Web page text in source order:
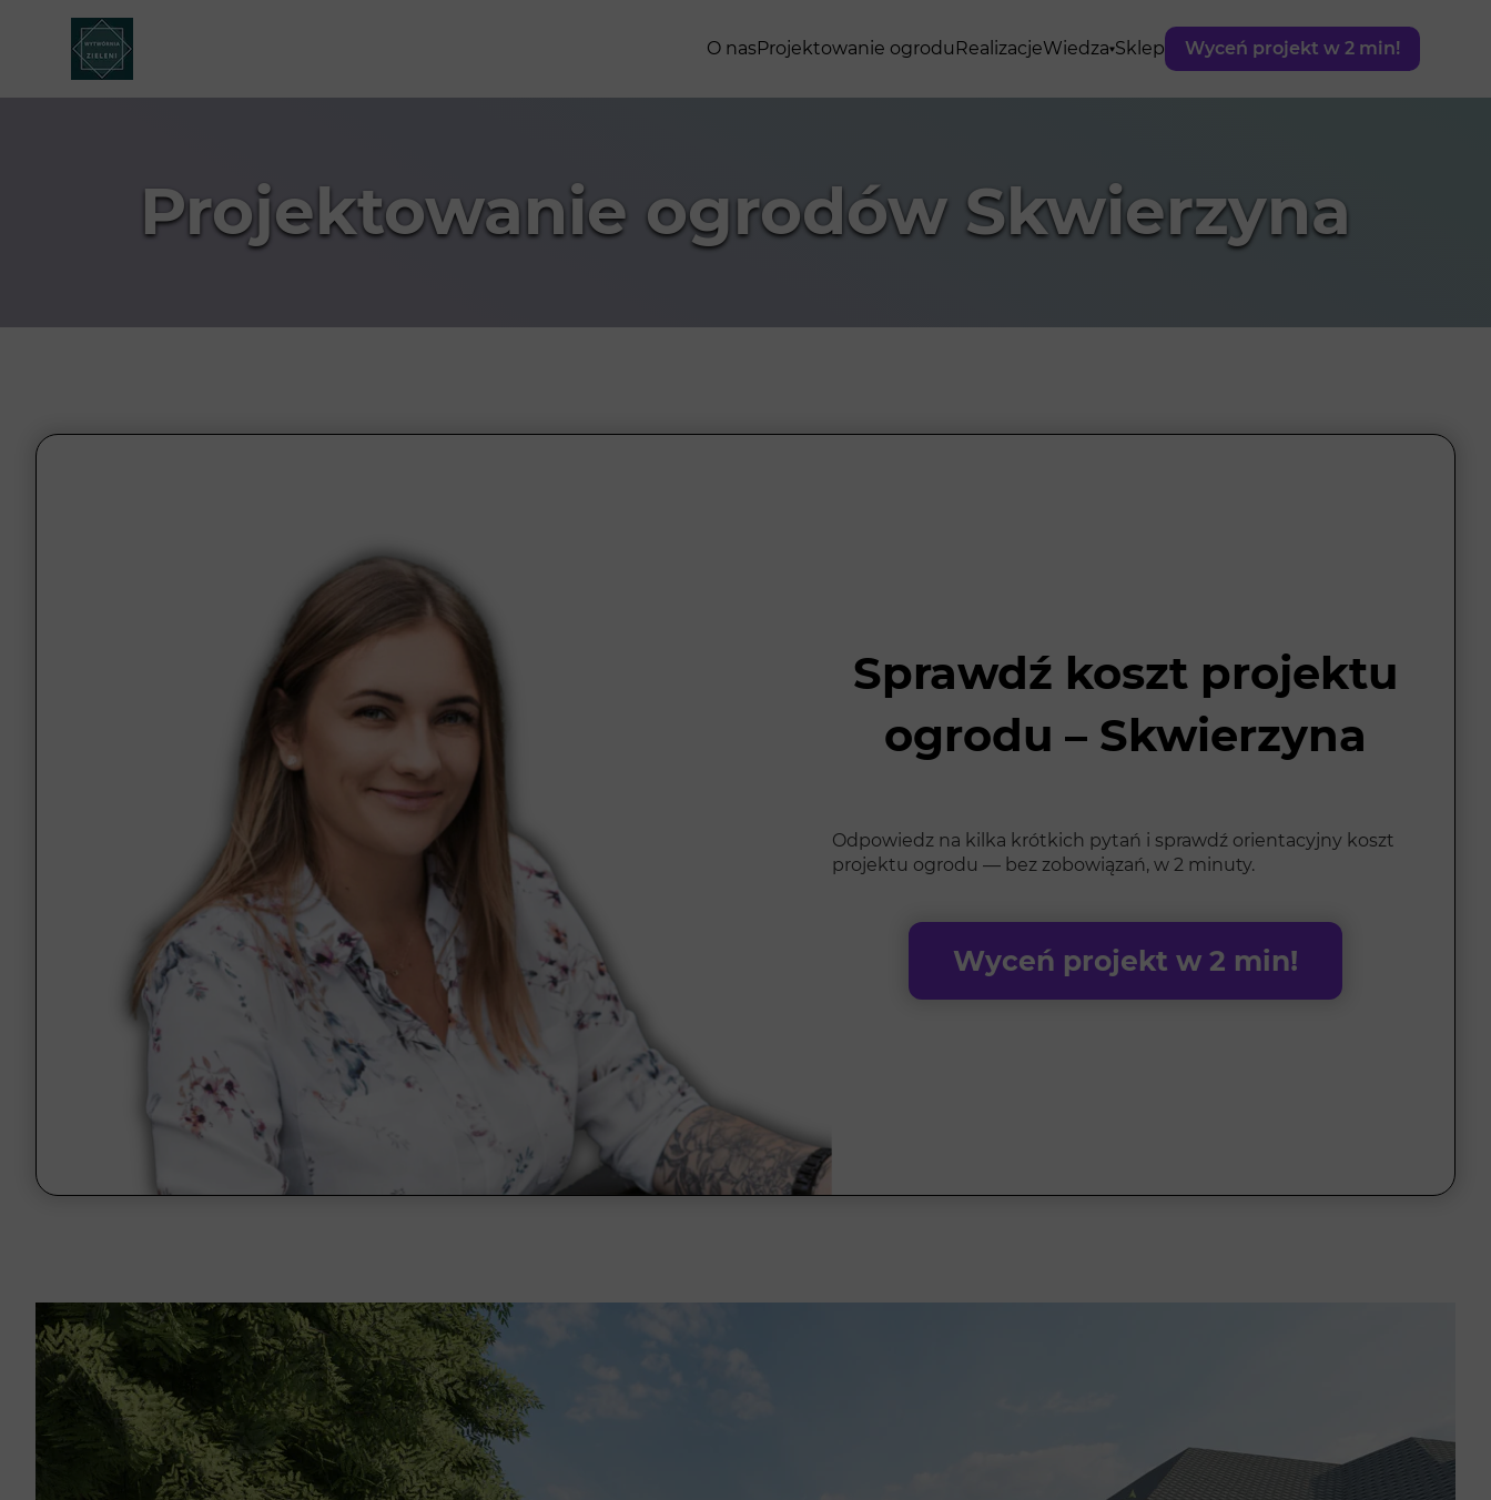
O nasProjektowanie ogrodu RealizacjeWiedza Sklep Wyceń projekt w 2 min!
Projektowanie ogrodów Skwierzyna
Sprawdź koszt projektu
ogrodu – Skwierzyna
Odpowiedz na kilka krótkich pytań i sprawdź orientacyjny koszt
projektu ogrodu — bez zobowiązań, w 2 minuty.
Wyceń projekt w 2 min!